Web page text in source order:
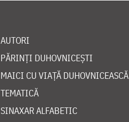
AUTORI
PĂRINȚI DUHOVNICEȘTI
MAICI CU VIAȚĂ DUHOVNICEASCĂ
TEMATICĂ
SINAXAR ALFABETIC